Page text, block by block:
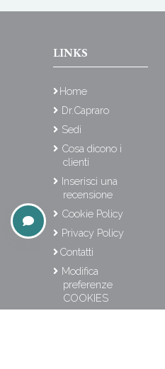
LINKS
Home
Dr.Capraro
Sedi
Cosa dicono i
clienti
Inserisci una
recensione
Cookie Policy
Privacy Policy
Contatti
Modifica
preferenze
COOKIES